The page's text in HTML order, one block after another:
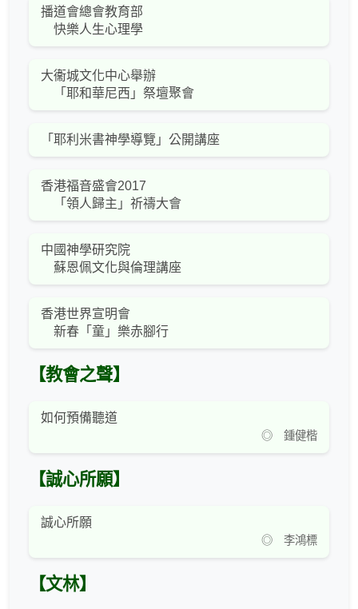
播道會總會教育部
快樂人生心理學
大衞城文化中心舉辦
「耶和華尼西」祭壇聚會
「耶利米書神學導覽」公開講座
香港福音盛會2017
「領人歸主」祈禱大會
中國神學研究院
蘇恩佩文化與倫理講座
香港世界宣明會
新春「童」樂赤腳行
【教會之聲】
如何預備聽道
◎ 鍾健楷
【誠心所願】
誠心所願
◎ 李鴻標
【文林】